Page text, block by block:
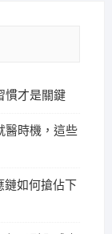
慣才是關鍵
醫時機，這些
鏈如何搶佔下